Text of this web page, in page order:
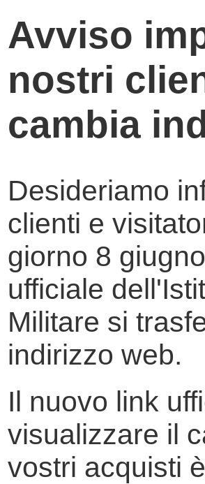
Avviso
nostri
cambia
Desideriamo
clienti e
giorno 8
ufficiale
Militare si
indirizzo web.
Il nuovo link
visualizzare il
vostri acquisti